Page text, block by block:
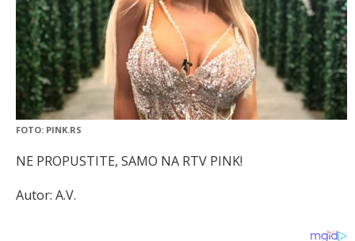
FOTO: PINK.RS
NE PROPUSTITE, SAMO NA RTV PINK!
Autor: A.V.